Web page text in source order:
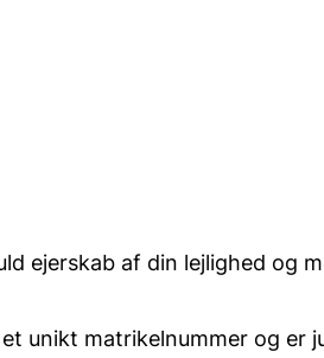
ejerskab af din lejlighed
unikt matrikelnummer og er